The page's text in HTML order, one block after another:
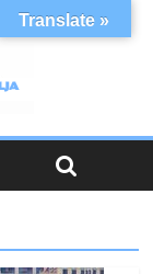
Translate »